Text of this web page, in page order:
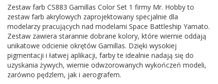
Zestaw farb CS883 Gamillas Color Set 1 firmy Mr. Hobby to
zestaw farb akrylowych zaprojektowany specjalnie dla
modelarzy pracujących nad modelami Space Battleship Yamato.
Zestaw zawiera starannie dobrane kolory, które wiernie oddają
unikatowe odcienie okrętów Gamillas. Dzięki wysokiej
pigmentacji i łatwej aplikacji, farby te idealnie nadają się do
uzyskania żywych, wiernie odwzorowanych wykończeń modeli,
zarówno pędzlem, jak i aerografem.